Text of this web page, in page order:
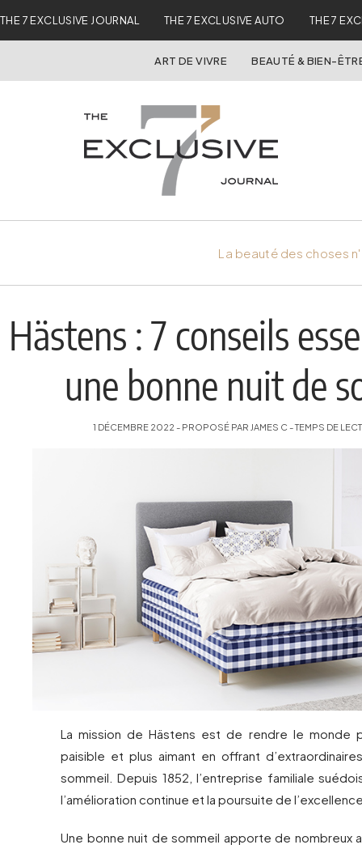
THE 7 EXCLUSIVE JOURNAL THE 7 EXCLUSIVE AUTO THE 7
ART DE VIVRE BEAUTÉ & BIEN-
La beauté des choses
Hästens : 7 conseils
une bonne nuit de
1 DÉCEMBRE 2022 - PROPOSÉ PAR JAMES C - TEMPS DE
La mission de Hästens est de rendre le monde
paisible et plus aimant en offrant
sommeil. Depuis 1852, l’entreprise familiale
l’amélioration continue et la poursuite de
Une bonne nuit de sommeil apporte de nombreux